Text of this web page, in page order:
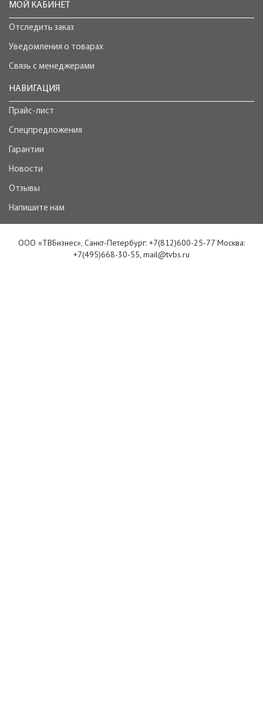
МОЙ КАБИНЕТ
Отследить заказ
Уведомления о товарах
Связь с менеджерами
НАВИГАЦИЯ
Прайс-лист
Спецпредложения
Гарантии
Новости
Отзывы
Напишите нам
ООО «ТВБизнес», Санкт-Петербург: +7(812)600-25-77 Москва:
+7(495)668-30-55, mail@tvbs.ru